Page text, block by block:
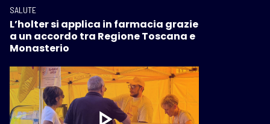
SALUTE
L’holter si applica in farmacia grazie
a un accordo tra Regione Toscana e
Monasterio